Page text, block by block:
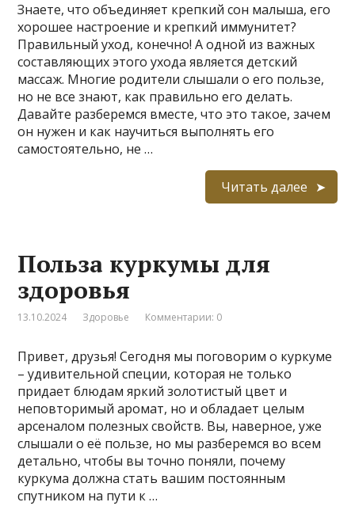
Знаете, что объединяет крепкий сон малыша, его
хорошее настроение и крепкий иммунитет?
Правильный уход, конечно! А одной из важных
составляющих этого ухода является детский
массаж. Многие родители слышали о его пользе,
но не все знают, как правильно его делать.
Давайте разберемся вместе, что это такое, зачем
он нужен и как научиться выполнять его
самостоятельно, не …
Читать далее
Польза куркумы для
здоровья
13.10.2024 Здоровье Комментарии: 0
Привет, друзья! Сегодня мы поговорим о куркуме
– удивительной специи, которая не только
придает блюдам яркий золотистый цвет и
неповторимый аромат, но и обладает целым
арсеналом полезных свойств. Вы, наверное, уже
слышали о её пользе, но мы разберемся во всем
детально, чтобы вы точно поняли, почему
куркума должна стать вашим постоянным
спутником на пути к …